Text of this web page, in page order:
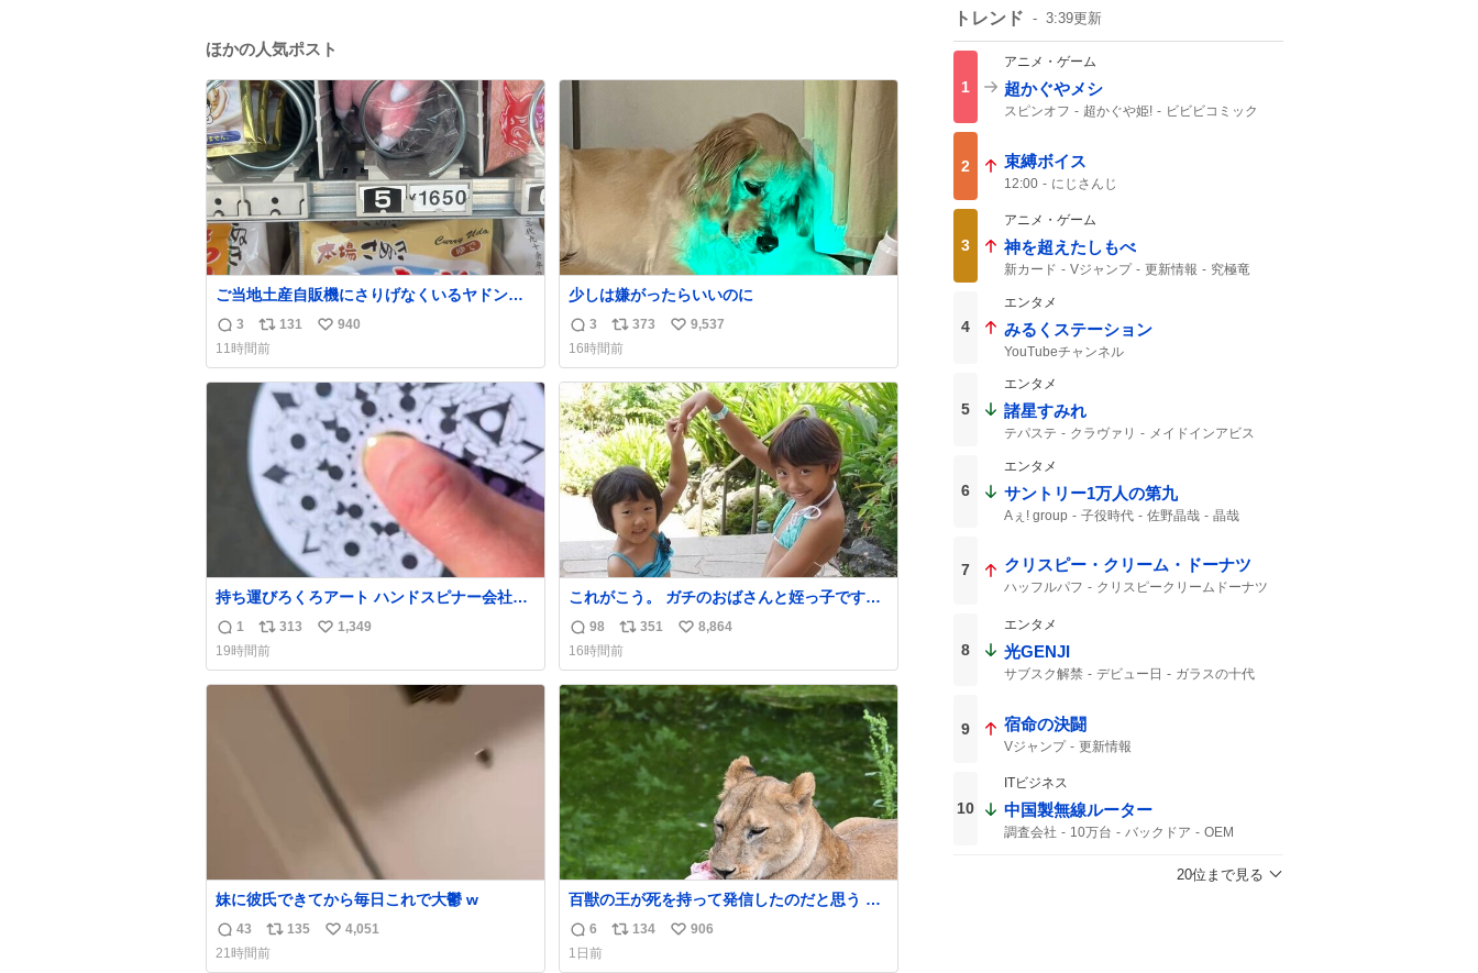
ほかの人気ポスト
ご当地土産自販機にさりげなくいるヤドン
¥1650
返
信
数
3
リ
ポ
ス
ト
数
131
い
ね
数
940
11時間前
少しは嫌がったらいいのに
返
信
数
3
リ
ポ
ス
ト
数
373
い
ね
数
9,537
16時間前
持ち運びろくろアート ハンドスピナー会社の
偉い人、見てください。
返
信
数
1
リ
ポ
ス
ト
313
い
ね
1,349
19時間前
これがこう。 ガチのおばさんと姪っ子です。
（身長抜かされててしぬ笑） #ヤツルギ12 #
家族でヒロイン
返
信
数
98
リ
ポ
ス
ト
数
351
い
ね
数
8,864
16時間前
妹に彼氏できてから毎日これで大鬱 w
返
信
43
リ
ポ
135
い
4,051
21時間前
百獣の王が死を持って発信したのだと思う 高
温多湿が尋常でない日本の夏 どうか早急に飼
育の環境を見直して 動物の命を護ってくださ
い…と 治療中のライオンが助かりますように
返
信
6
リ
134
い
906
1日前
トレンド 3:39更新
1
アニメ・ゲーム
超かぐやメシ
スピンオフ 超かぐや姫!
ビビビコミック
2 束縛ボイス
12:00 にじさんじ
3
アニメ・ゲーム
神を超えたしもべ
新カード Vジャンプ 更新情報 究極竜
4
エンタメ
みるくステーション
YouTubeチャンネル
5
エンタメ
諸星すみれ
テパステ クラヴァリ
メイドインアビス
6
エンタメ
サントリー1万人の第九
Aぇ! group 子役時代 佐野晶哉 晶哉
7 クリスピー・クリーム・ドーナツ
ハッフルパフ クリスピークリームドーナツ
8
エンタメ
光GENJI
サブスク解禁 デビュー日
ガラスの十代
9 宿命の決闘
Vジャンプ 更新情報
10
ITビジネス
中国製無線ルーター
調査会社 10万台 バックドア
OEM
20位まで見る